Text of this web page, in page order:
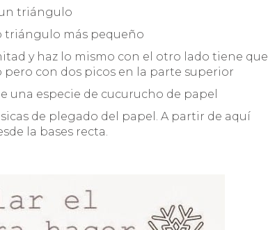
triángulo
triángulo más pequeño
y haz lo mismo con el otro lado tiene que
con dos picos en la parte superior
una especie de cucurucho de papel
de plegado del papel. A partir de aquí
la bases recta.